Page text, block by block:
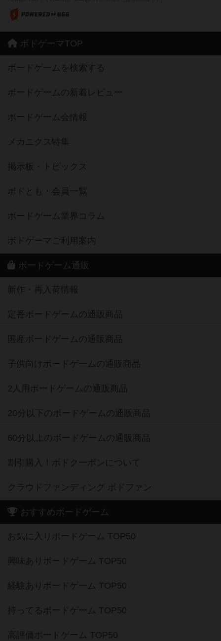
ボドゲーマTOP
ボードゲームを検索する
ボードゲームの新着レビュー
ボードゲーム会情報
メカニクス特集
掲示板・トピックス
ボドとも・会員一覧
ボードゲーム業界コラム
ボドゲーマご利用案内
ボードゲーム通販
新作・再入荷情報
定番ボードゲームの通販商品
国産ボードゲームの通販商品
子供向けボードゲームの通販商品
2人用ボードゲームの通販商品
20分以下のボードゲームの通販商品
60分以上のボードゲームの通販商品
割引購入！ボドクーポンについて
クラウドファンディング ボドファン
おすすめボードゲーム
お気に入りボードゲーム TOP50
興味ありボードゲーム TOP50
経験ありボードゲーム TOP50
持ってるボードゲーム TOP50
高評価ボードゲーム TOP50